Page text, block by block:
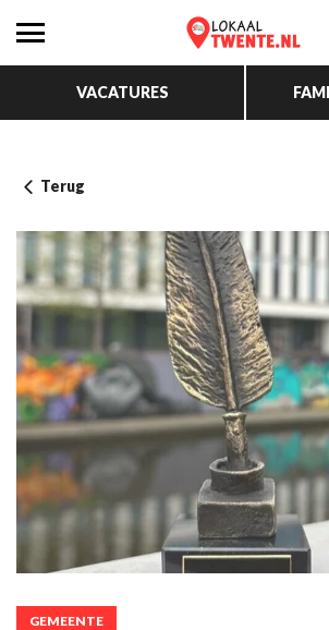
VACATURES
Terug
GEMEENTE